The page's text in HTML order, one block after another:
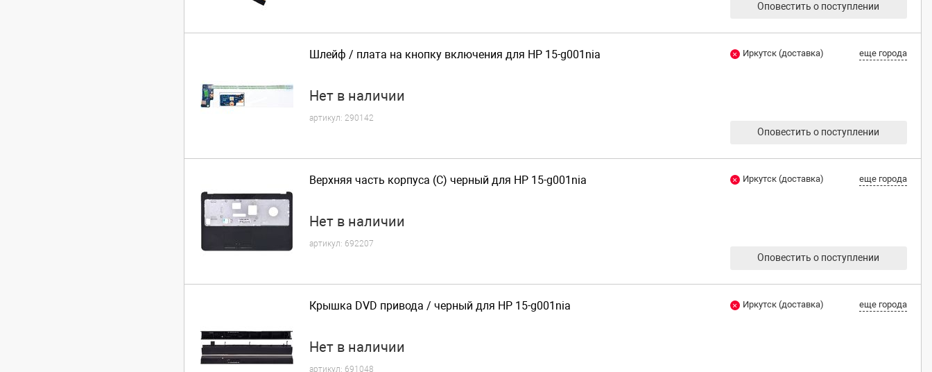
Оповестить о поступлении
Шлейф / плата на кнопку включения для HP 15-g001nia
Нет в наличии
артикул: 290142
Иркутск (доставка) еще города
Оповестить о поступлении
Верхняя часть корпуса (C) черный для HP 15-g001nia
Нет в наличии
артикул: 692207
Иркутск (доставка) еще города
Оповестить о поступлении
Крышка DVD привода / черный для HP 15-g001nia
Нет в наличии
артикул: 691048
Иркутск (доставка) еще города